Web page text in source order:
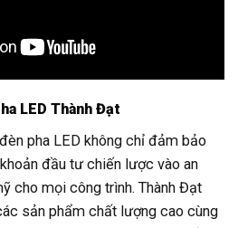
LED Thành Đạt
pha LED không chỉ đảm bảo
đầu tư chiến lược vào an
cho mọi công trình. Thành Đạt
sản phẩm chất lượng cao cùng